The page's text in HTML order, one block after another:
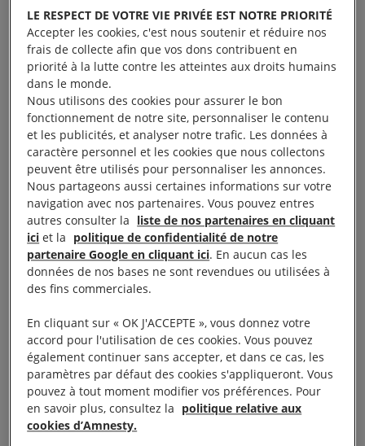
français qui bousculait une autre personne bénévole
à Calais en 2018, Tom Ciotkowski avait été lui-même
victime de violence policière. Au lieu d’être
considéré comme tel, il a été inculpé d’outrage et de
violence et traîné devant les tribunaux sur des
accusions forgées de toutes pièces, avant d’être
finalement acquitté en 2019. Les poursuites
engagées contre Tom reflètent une tendance
européenne à réprimer pénalement les actes de
solidarité, afin de décourager les gens de défendre
les droits des personnes migrantes et réfugiées.
À lire aussi :
Dans le box des accusés pour avoir observé
Alors que tournent en boucle sur nos écrans des
images de recours excessif à la force par la police
dans le monde, mais aussi en France, la décision
des autorités de poursuivre les trois policiers vient à
point nommé. Elle rappelle que filmer les violences
LE RESPECT DE VOTRE VIE PRIVÉE EST NOTRE PRIORITÉ
Accepter les cookies, c'est nous soutenir et réduire nos
frais de collecte afin que vos dons contribuent en
priorité à la lutte contre les atteintes aux droits humains
dans le monde.
Nous utilisons des cookies pour assurer le bon
fonctionnement de notre site, personnaliser le contenu
et les publicités, et analyser notre trafic. Les données à
caractère personnel et les cookies que nous collectons
peuvent être utilisés pour personnaliser les annonces.
Nous partageons aussi certaines informations sur votre
navigation avec nos partenaires. Vous pouvez entres
autres consulter la liste de nos partenaires en cliquant
ici et la politique de confidentialité de notre
partenaire Google en cliquant ici. En aucun cas les
données de nos bases ne sont revendues ou utilisées à
des fins commerciales.
En cliquant sur « OK J'ACCEPTE », vous donnez votre
accord pour l'utilisation de ces cookies. Vous pouvez
également continuer sans accepter, et dans ce cas, les
paramètres par défaut des cookies s'appliqueront. Vous
pouvez à tout moment modifier vos préférences. Pour
en savoir plus, consultez la politique relative aux
cookies d’Amnesty.